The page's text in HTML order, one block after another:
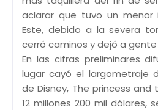
aclarar que tuvo un
Este, debido a la severa
cerró caminos y dejó a
En las cifras preliminares
lugar cayó el largometraje
de Disney, The princess
12 millones 200 mil dólares,